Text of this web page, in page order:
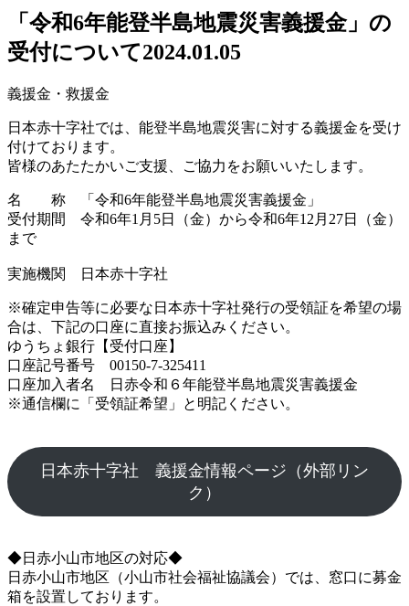
「令和6年能登半島地震災害義援金」の
受付について2024.01.05
義援金・救援金
日本赤十字社では、能登半島地震災害に対する義援金を受け
付けております。
皆様のあたたかいご支援、ご協力をお願いいたします。
名 称 「令和6年能登半島地震災害義援金」
受付期間 令和6年1月5日（金）から令和6年12月27日（金）
まで
実施機関 日本赤十字社
※確定申告等に必要な日本赤十字社発行の受領証を希望の場
合は、下記の口座に直接お振込みください。
ゆうちょ銀行【受付口座】
口座記号番号 00150-7-325411
口座加入者名 日赤令和６年能登半島地震災害義援金
※通信欄に「受領証希望」と明記ください。
日本赤十字社 義援金情報ページ（外部リン
ク）
◆日赤小山市地区の対応◆
日赤小山市地区（小山市社会福祉協議会）では、窓口に募金
箱を設置しております。